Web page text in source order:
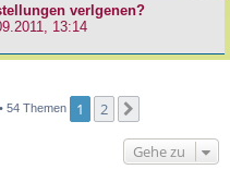
verlgenen?
13:14
• 54 Themen 1 2
Gehe zu